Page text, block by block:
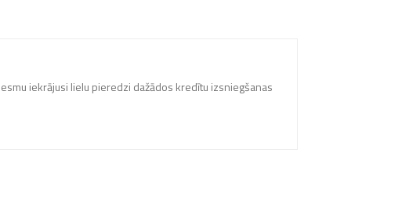
iekrājusi lielu pieredzi dažādos kredītu izsniegšanas